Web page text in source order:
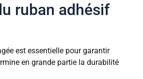
ruban adhésif
est essentielle pour garantir
en grande partie la durabilité